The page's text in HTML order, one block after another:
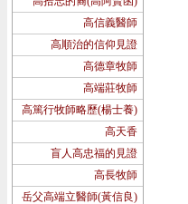
高信義醫師
高順治的信仰見證
高德章牧師
高端莊牧師
高篤行牧師略歷(楊士養)
高天香
盲人高忠福的見證
高長牧師
岳父高端立醫師(黃信良)